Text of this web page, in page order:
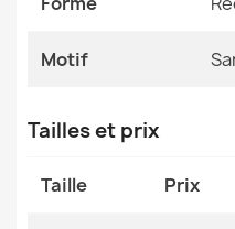
Tapis TIMO 5979 cercle
38,90 €
MPN
Motif
Tailles et prix
Taille Prix